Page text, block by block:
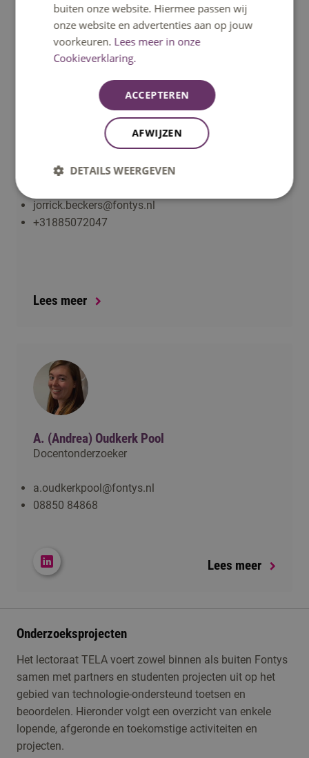
Lees meer
Jorrick Beckers
jorrick.beckers@fontys.nl
+31885072047
Lees meer
A. (Andrea) Oudkerk Pool
Docentonderzoeker
a.oudkerkpool@fontys.nl
08850 84868
Lees meer
Onderzoeksprojecten
Het lectoraat TELA voert zowel binnen als buiten Fontys
samen met partners en studenten projecten uit op het
gebied van technologie-ondersteund toetsen en
beoordelen. Hieronder volgt een overzicht van enkele
lopende, afgeronde en toekomstige activiteiten en
projecten.
buiten onze website. Hiermee passen wij
onze website en advertenties aan op jouw
voorkeuren. Lees meer in onze
Cookieverklaring.
ACCEPTEREN
AFWIJZEN
DETAILS WEERGEVEN